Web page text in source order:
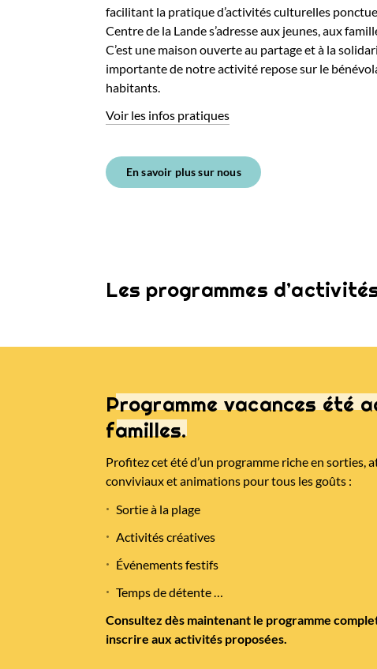
facilitant la pratique d’activités culturelles
Centre de la Lande s’adresse aux jeunes, aux
C’est une maison ouverte au partage et à la
importante de notre activité repose sur le
habitants.
Voir les infos pratiques
En savoir plus sur nous
Les programmes
Programme vacances été
familles.
Profitez cet été d’un programme riche en sorties,
conviviaux et animations pour tous les goûts :
Sortie à la plage
Activités créatives
Événements festifs
Temps de détente …
Consultez dès maintenant le programme
inscrire aux activités proposées.